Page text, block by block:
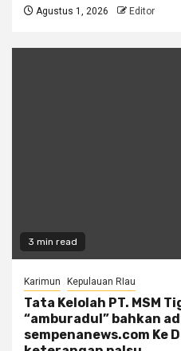
Agustus 1, 2026 Editor
3 min read
Karimun Kepulauan RIau
Tata Kelolah PT. MSM
“amburadul” bahkan
sempenanews.com Ke